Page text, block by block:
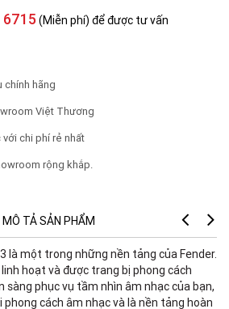
6715 (Miễn phí) để được tư vấn
chính hãng
Việt Thương
chi phí rẻ nhất
rộng khắp.
MÔ TẢ SẢN PHẨM
là một trong những nền tảng của Fender.
hoạt và được trang bị phong cách
sàng phục vụ tầm nhìn âm nhạc của bạn,
cách âm nhạc và là nền tảng hoàn